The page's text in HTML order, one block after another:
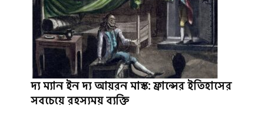
দ্য ম্যান ইন দ্য আয়রন মাস্ক: ফ্রান্সের ইতিহাসের
সবচেয়ে রহস্যময় ব্যক্তি